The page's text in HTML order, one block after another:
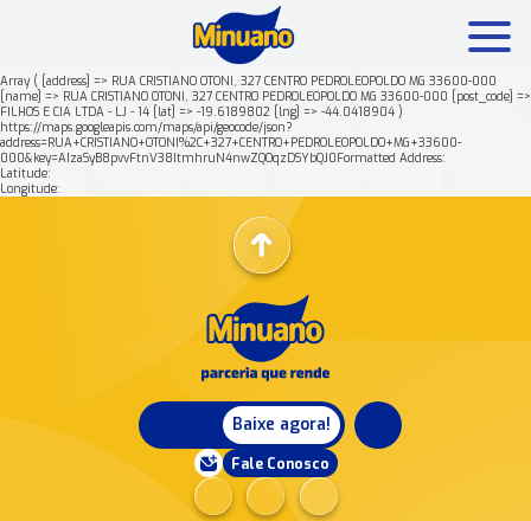
Array ( [address] => RUA CRISTIANO OTONI, 327 CENTRO PEDROLEOPOLDO MG 33600-000
[name] => RUA CRISTIANO OTONI, 327 CENTRO PEDROLEOPOLDO MG 33600-000 [post_code] =>
FILHOS E CIA LTDA - LJ - 14 [lat] => -19.6189802 [lng] => -44.0418904 )
https://maps.googleapis.com/maps/api/geocode/json?
address=RUA+CRISTIANO+OTONI%2C+327+CENTRO+PEDROLEOPOLDO+MG+33600-
000&key=AIzaSyB8pvvFtnV38ItmhruN4nwZQOqzDSYbQJ0Formatted Address:
Latitude:
Longitude:
Baixe agora!
Fale Conosco
Mais buscados: Produtos Minuano Rende +
Nossa história